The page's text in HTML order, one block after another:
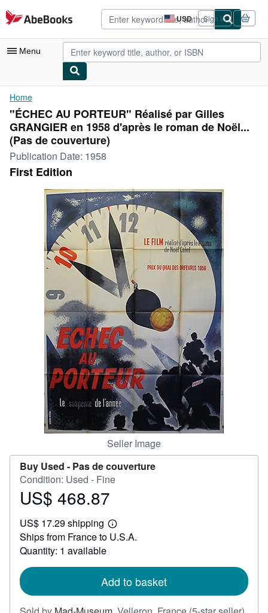
Skip to main content
AbeBooks.com USD
Site
shopping
preferences
Sign in
Menu
My Account
My Purchases
Advanced Search
Browse Collections
Rare Books
Art & Collectibles
Textbooks
Start Selling
CLOSE
Home
"ÉCHEC AU PORTEUR" Réalisé par Gilles
GRANGIER en 1958 d'après le roman de Noël...
(Pas de couverture)
Publication Date: 1958
First Edition
Seller Image
Buy Used - Pas de couverture
Condition: Used - Fine
Price
468.87
US$ 468.87
US$ 17.29 shipping
Learn
more
Ships from France to U.S.A.
Quantity: 1 available
Add to basket